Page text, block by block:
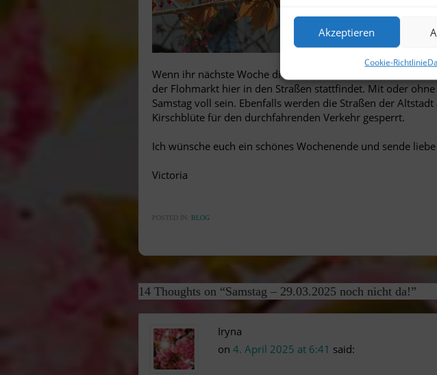
Akzeptieren
Cookie-Richtlinie
Breite Str.
Wenn ihr nächste Woche die Altstadt besuchen wollt, denkt
der Flohmarkt hier in den Straßen stattfindet. Mit oder
Samstag voll sein. Ebenfalls werden die Straßen der
Kirschblüte für den durchfahrenden Verkehr gesperrt.
Ich wünsche euch ein schönes Wochenende und sende
Victoria
POSTED IN: BLOG
14 Thoughts on “Samstag – 29.03.2025 noch nicht da!”
Iryna
on 4. April 2025 at 6:41 said: